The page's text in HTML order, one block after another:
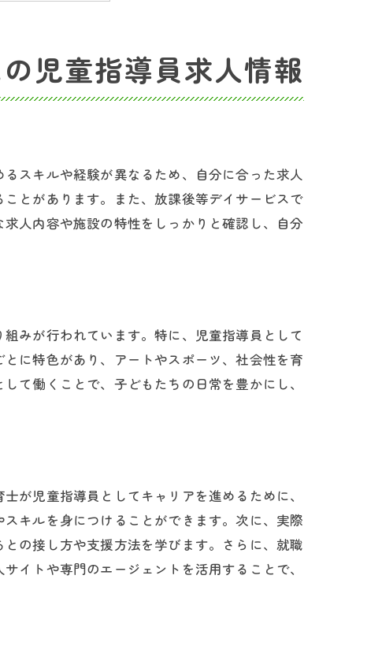
児童指導員求人情報
スキルや経験が異なるため、自分に合った求人
とがあります。また、放課後等デイサービスで
人内容や施設の特性をしっかりと確認し、自分
みが行われています。特に、児童指導員として
に特色があり、アートやスポーツ、社会性を育
て働くことで、子どもたちの日常を豊かにし、
が児童指導員としてキャリアを進めるために、
キルを身につけることができます。次に、実際
の接し方や支援方法を学びます。さらに、就職
イトや専門のエージェントを活用することで、